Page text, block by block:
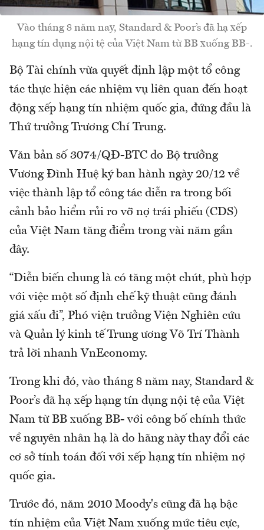
Vào tháng 8 năm nay, Standard & Poor’s đã hạ xếp
hạng tín dụng nội tệ của Việt Nam từ BB xuống BB-.
Bộ Tài chính vừa quyết định lập một tổ công
tác thực hiện các nhiệm vụ liên quan đến hoạt
động xếp hạng tín nhiệm quốc gia, đứng đầu là
Thứ trưởng Trương Chí Trung.
Văn bản số 3074/QĐ-BTC do Bộ trưởng
Vương Đình Huệ ký ban hành ngày 20/12 về
việc thành lập tổ công tác diễn ra trong bối
cảnh bảo hiểm rủi ro vỡ nợ trái phiếu (CDS)
của Việt Nam tăng điểm trong vài năm gần
đây.
“Diễn biến chung là có tăng một chút, phù hợp
với việc một số định chế kỹ thuật cũng đánh
giá xấu đi”, Phó viện trưởng Viện Nghiên cứu
và Quản lý kinh tế Trung ương Võ Trí Thành
trả lời nhanh VnEconomy.
Trong khi đó, vào tháng 8 năm nay, Standard &
Poor’s đã hạ xếp hạng tín dụng nội tệ của Việt
Nam từ BB xuống BB- với công bố chính thức
về nguyên nhân hạ là do hãng này thay đổi các
cơ sở tính toán đối với xếp hạng tín nhiệm nợ
quốc gia.
Trước đó, năm 2010 Moody's cũng đã hạ bậc
tín nhiệm của Việt Nam xuống mức tiêu cực,